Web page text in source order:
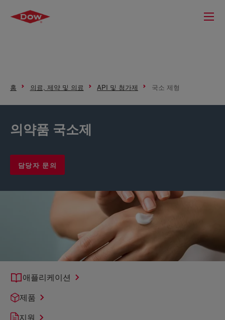
홈 의료, 제약 및 의료 API 및 첨가제 국소 제형
의약품 국소제
담당자 문의
애플리케이션
제품
지원